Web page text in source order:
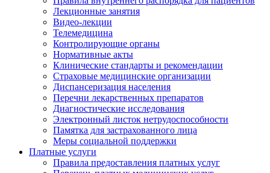
Лекционные занятия
Видео-лекции
Телемедицина
Контролирующие органы
Нормативные акты
Клинические стандарты и рекомендации
Страховые медицинские организации
Диспансеризация населения
Перечни лекарственных препаратов
Диагностические исследования
Электронный листок нетрудоспособности
Памятка для застрахованного лица
Меры социальной поддержки
Платные услуги
Правила предоставления платных услуг